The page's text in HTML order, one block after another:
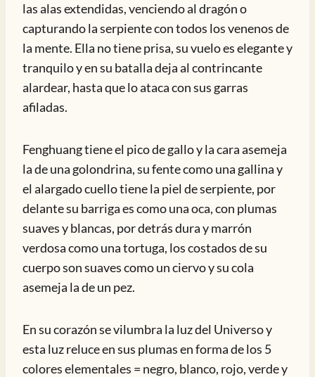
las alas extendidas, venciendo al dragón o
capturando la serpiente con todos los venenos de
la mente. Ella no tiene prisa, su vuelo es elegante y
tranquilo y en su batalla deja al contrincante
alardear, hasta que lo ataca con sus garras
afiladas.
Fenghuang tiene el pico de gallo y la cara asemeja
la de una golondrina, su fente como una gallina y
el alargado cuello tiene la piel de serpiente, por
delante su barriga es como una oca, con plumas
suaves y blancas, por detrás dura y marrón
verdosa como una tortuga, los costados de su
cuerpo son suaves como un ciervo y su cola
asemeja la de un pez.
En su corazón se vilumbra la luz del Universo y
esta luz reluce en sus plumas en forma de los 5
colores elementales = negro, blanco, rojo, verde y